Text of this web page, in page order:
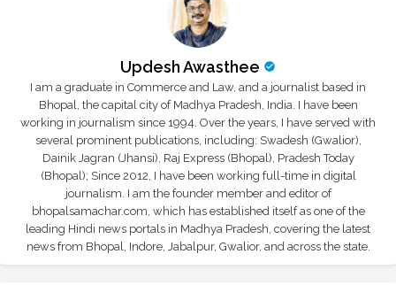
Updesh Awasthee
I am a graduate in Commerce and Law, and a journalist based in
Bhopal, the capital city of Madhya Pradesh, India. I have been
working in journalism since 1994. Over the years, I have served with
several prominent publications, including: Swadesh (Gwalior),
Dainik Jagran (Jhansi), Raj Express (Bhopal), Pradesh Today
(Bhopal); Since 2012, I have been working full-time in digital
journalism. I am the founder member and editor of
bhopalsamachar.com, which has established itself as one of the
leading Hindi news portals in Madhya Pradesh, covering the latest
news from Bhopal, Indore, Jabalpur, Gwalior, and across the state.